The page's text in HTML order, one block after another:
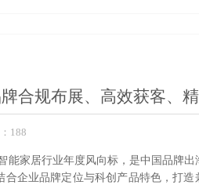
合规布展、高效获客、
188
能家居行业年度风向标，是中国品牌
企业品牌定位与科创产品特色，打造